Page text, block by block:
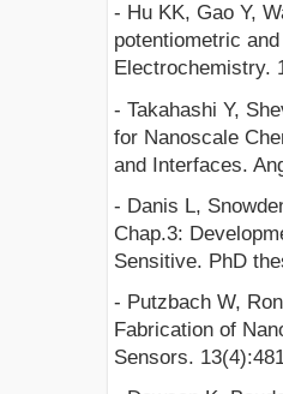
- Hu KK, Gao Y,
potentiometric
Electrochemistry.
- Takahashi Y,
for Nanoscale
and Interfaces.
- Danis L,
Chap.3:
Sensitive. PhD
- Putzbach W,
Fabrication of
Sensors.